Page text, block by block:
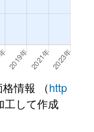
情報 （http
工して作成